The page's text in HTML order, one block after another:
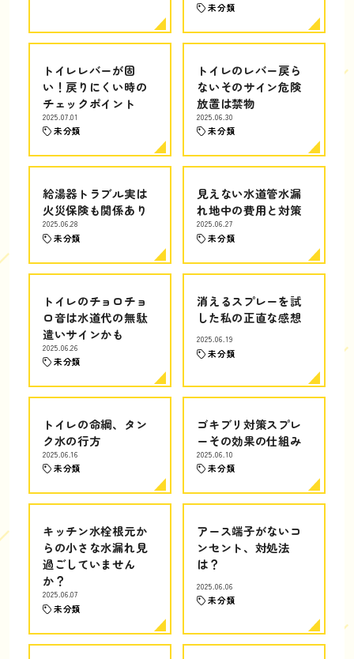
未分類
トイレレバーが固
い！戻りにくい時の
チェックポイント
2025.07.01
未分類
トイレのレバー戻ら
ないそのサイン危険
放置は禁物
2025.06.30
未分類
給湯器トラブル実は
火災保険も関係あり
2025.06.28
未分類
見えない水道管水漏
れ地中の費用と対策
2025.06.27
未分類
トイレのチョロチョ
ロ音は水道代の無駄
遣いサインかも
2025.06.26
未分類
消えるスプレーを試
した私の正直な感想
2025.06.19
未分類
トイレの命綱、タン
ク水の行方
2025.06.16
未分類
ゴキブリ対策スプレ
ーその効果の仕組み
2025.06.10
未分類
キッチン水栓根元か
らの小さな水漏れ見
過ごしていません
か？
2025.06.07
未分類
アース端子がないコ
ンセント、対処法
は？
2025.06.06
未分類